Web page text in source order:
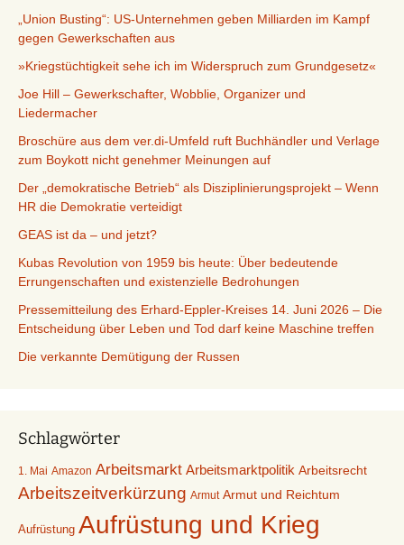
„Union Busting“: US-Unternehmen geben Milliarden im Kampf
gegen Gewerkschaften aus
»Kriegstüchtigkeit sehe ich im Widerspruch zum Grundgesetz«
Joe Hill – Gewerkschafter, Wobblie, Organizer und
Liedermacher
Broschüre aus dem ver.di-Umfeld ruft Buchhändler und Verlage
zum Boykott nicht genehmer Meinungen auf
Der „demokratische Betrieb“ als Disziplinierungsprojekt – Wenn
HR die Demokratie verteidigt
GEAS ist da – und jetzt?
Kubas Revolution von 1959 bis heute: Über bedeutende
Errungenschaften und existenzielle Bedrohungen
Pressemitteilung des Erhard-Eppler-Kreises 14. Juni 2026 – Die
Entscheidung über Leben und Tod darf keine Maschine treffen
Die verkannte Demütigung der Russen
Schlagwörter
1. Mai Amazon Arbeitsmarkt Arbeitsmarktpolitik Arbeitsrecht
Arbeitszeitverkürzung Armut Armut und Reichtum
Aufrüstung Aufrüstung und Krieg